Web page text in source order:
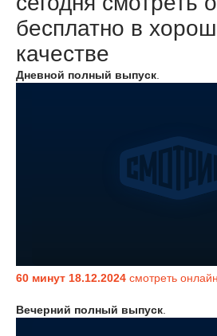
бесплатно в
качестве
Дневной полный выпуск.
60 минут 18.12.2024 смотреть онлайн
Вечерний полный выпуск.